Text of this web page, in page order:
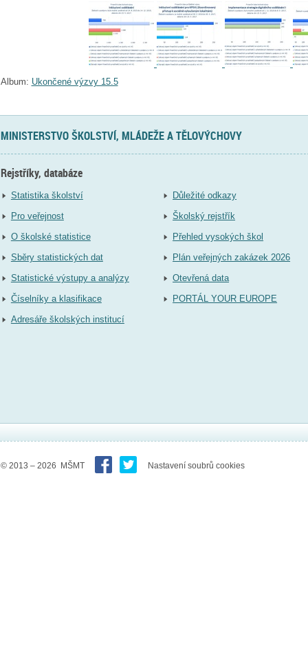
Album: Ukončené výzvy 15.5
MINISTERSTVO ŠKOLSTVÍ, MLÁDEŽE A TĚLOVÝCHOVY
Rejstříky, databáze
Statistika školství
Pro veřejnost
O školské statistice
Sběry statistických dat
Statistické výstupy a analýzy
Číselníky a klasifikace
Adresáře školských institucí
Důležité odkazy
Školský rejstřík
Přehled vysokých škol
Plán veřejných zakázek 2026
Otevřená data
PORTÁL YOUR EUROPE
© 2013 – 2026 MŠMT Nastavení soubrů cookies